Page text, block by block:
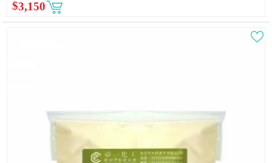
$3,150